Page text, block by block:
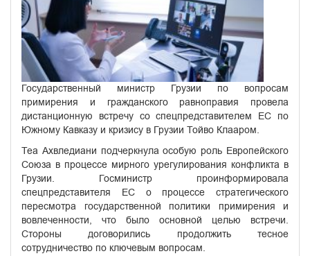
Государственный министр Грузии по вопросам
примирения и гражданского равноправия провела
дистанционную встречу со спецпредставителем ЕС по
Южному Кавказу и кризису в Грузии Тойво Клааром.
Теа Ахвледиани подчеркнула особую роль Европейского
Союза в процессе мирного урегулирования конфликта в
Грузии. Госминистр проинформировала
спецпредставителя ЕС о процессе стратегического
пересмотра государственной политики примирения и
вовлеченности, что было основной целью встречи.
Стороны договорились продолжить тесное
сотрудничество по ключевым вопросам.